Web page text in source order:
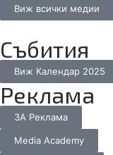
Виж всички медии
Събития
Виж Календар 2025
Реклама
ЗА Реклама
Media Academy